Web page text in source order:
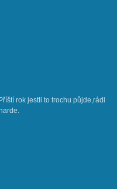
rok jestli to trochu půjde,rádi